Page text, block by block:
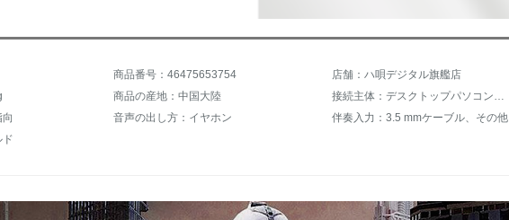
商品番号：46475653754
店舗：ハ唄デジタル旗艦店
商品の産地：中国大陸
音声の出し方：イヤホン
伴奏入力：3.5 mmケーブル、その他